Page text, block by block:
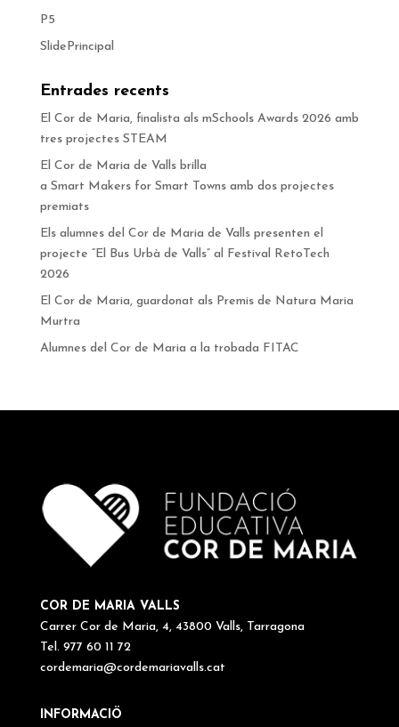
P5
SlidePrincipal
Entrades recents
El Cor de Maria, finalista als mSchools Awards 2026 amb
tres projectes STEAM
El Cor de Maria de Valls brilla
a Smart Makers for Smart Towns amb dos projectes
premiats
Els alumnes del Cor de Maria de Valls presenten el
projecte “El Bus Urbà de Valls” al Festival RetoTech
2026
El Cor de Maria, guardonat als Premis de Natura Maria
Murtra
Alumnes del Cor de Maria a la trobada FITAC
COR DE MARIA VALLS
Carrer Cor de Maria, 4, 43800 Valls, Tarragona
Tel. 977 60 11 72
cordemaria@cordemariavalls.cat
INFORMACIÖ